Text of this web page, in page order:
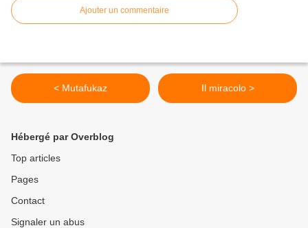
Ajouter un commentaire
< Mutafukaz Il miracolo >
Hébergé par Overblog
Top articles
Pages
Contact
Signaler un abus